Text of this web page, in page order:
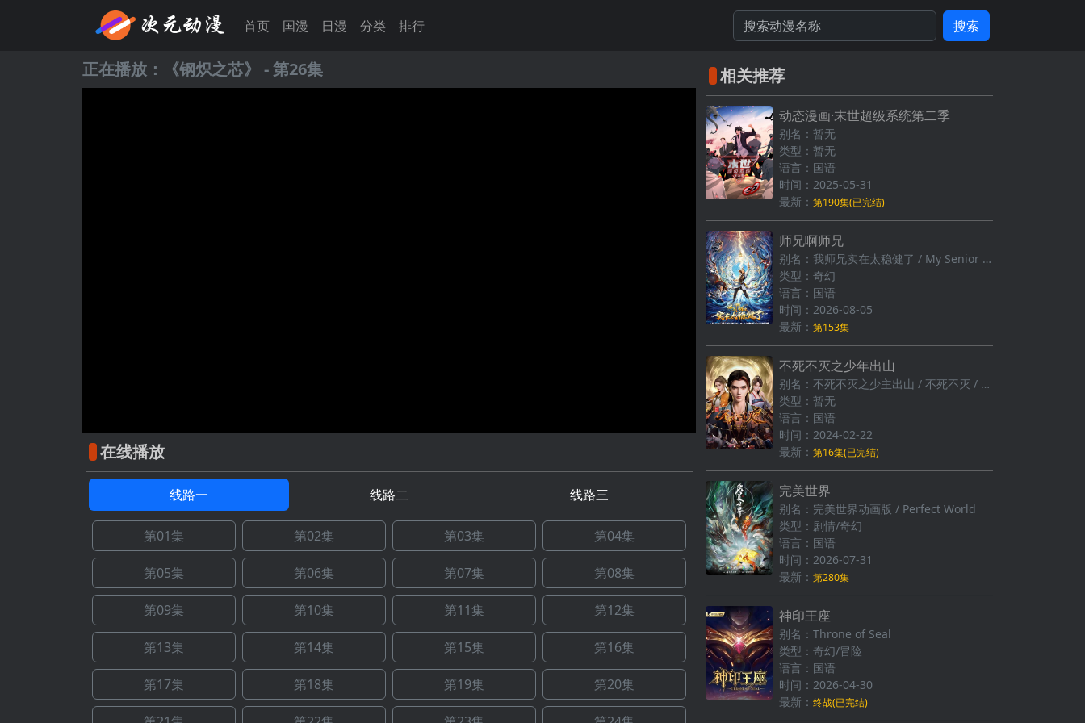
首页 国漫 日漫 分类 排行 搜索
正在播放：《钢炽之芯》 - 第26集
在线播放
线路一 线路二 线路三
第01集 第02集 第03集 第04集
第05集 第06集 第07集 第08集
第09集 第10集 第11集 第12集
第13集 第14集 第15集 第16集
第17集 第18集 第19集 第20集
相关推荐
动态漫画·末世超级系统第二季
别名：暂无
类型：暂无
语言：国语
时间：2025-05-31
最新： 第190集(已完结)
师兄啊师兄
别名：我师兄实在太稳健了 / My Senior Brother is Too Steady
类型：奇幻
语言：国语
时间：2026-08-05
最新： 第153集
不死不灭之少年出山
别名：不死不灭之少主出山 / 不死不灭‎ / The Eternal Strife
类型：暂无
语言：国语
时间：2024-02-22
最新： 第16集(已完结)
完美世界
别名：完美世界动画版 / Perfect World
类型：剧情/奇幻
语言：国语
时间：2026-07-31
最新： 第280集
神印王座
别名：Throne of Seal
类型：奇幻/冒险
语言：国语
时间：2026-04-30
最新： 终战(已完结)